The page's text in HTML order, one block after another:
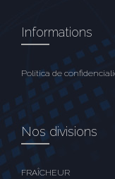
Informations
Política de
Nos divisions
FRAÎCHEUR